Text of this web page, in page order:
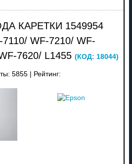
КАРЕТКИ 1549954
WF-7210/ WF-
7620/ L1455 (КОД: 18044)
5855 Рейтинг: